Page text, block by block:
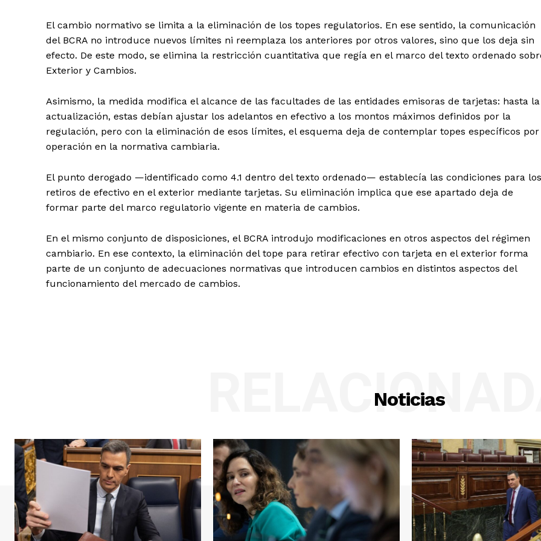
El cambio normativo se limita a la eliminación de los topes regulatorios. En ese sentido, la comunicación
del BCRA no introduce nuevos límites ni reemplaza los anteriores por otros valores, sino que los deja sin
efecto. De este modo, se elimina la restricción cuantitativa que regía en el marco del texto ordenado
Exterior y Cambios.
Asimismo, la medida modifica el alcance de las facultades de las entidades emisoras de tarjetas: hasta la
actualización, estas debían ajustar los adelantos en efectivo a los montos máximos definidos por la
regulación, pero con la eliminación de esos límites, el esquema deja de contemplar topes específicos por
operación en la normativa cambiaria.
El punto derogado —identificado como 4.1 dentro del texto ordenado— establecía las condiciones para los
retiros de efectivo en el exterior mediante tarjetas. Su eliminación implica que ese apartado deja de
formar parte del marco regulatorio vigente en materia de cambios.
En el mismo conjunto de disposiciones, el BCRA introdujo modificaciones en otros aspectos del régimen
cambiario. En ese contexto, la eliminación del tope para retirar efectivo con tarjeta en el exterior forma
parte de un conjunto de adecuaciones normativas que introducen cambios en distintos aspectos del
funcionamiento del mercado de cambios.
Noticias